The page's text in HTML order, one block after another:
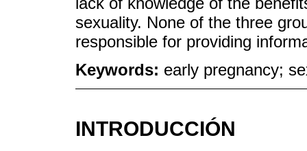
sexuality. None of the three
responsible for providing
Keywords: early pregnancy;
INTRODUCCIÓN